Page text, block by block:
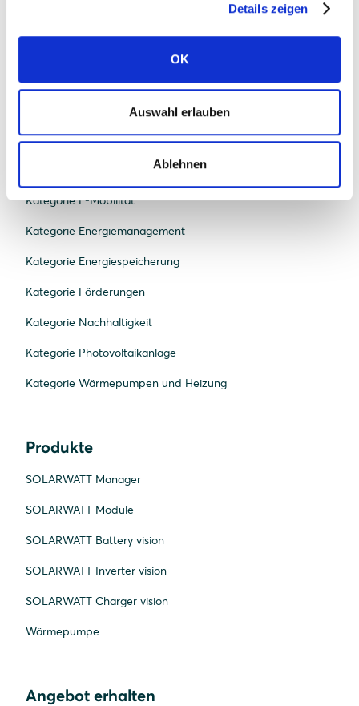
Details zeigen
OK
Auswahl erlauben
Ablehnen
Kategorie Bau und Recht
Kategorie Beratung und Planung
Kategorie E-Mobilität
Kategorie Energiemanagement
Kategorie Energiespeicherung
Kategorie Förderungen
Kategorie Nachhaltigkeit
Kategorie Photovoltaikanlage
Kategorie Wärmepumpen und Heizung
Produkte
SOLARWATT Manager
SOLARWATT Module
SOLARWATT Battery vision
SOLARWATT Inverter vision
SOLARWATT Charger vision
Wärmepumpe
Angebot erhalten